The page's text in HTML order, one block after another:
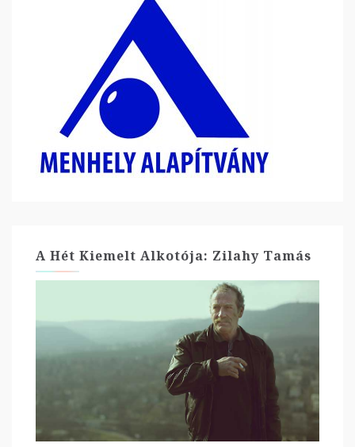
A Hét Kiemelt Alkotója: Zilahy Tamás